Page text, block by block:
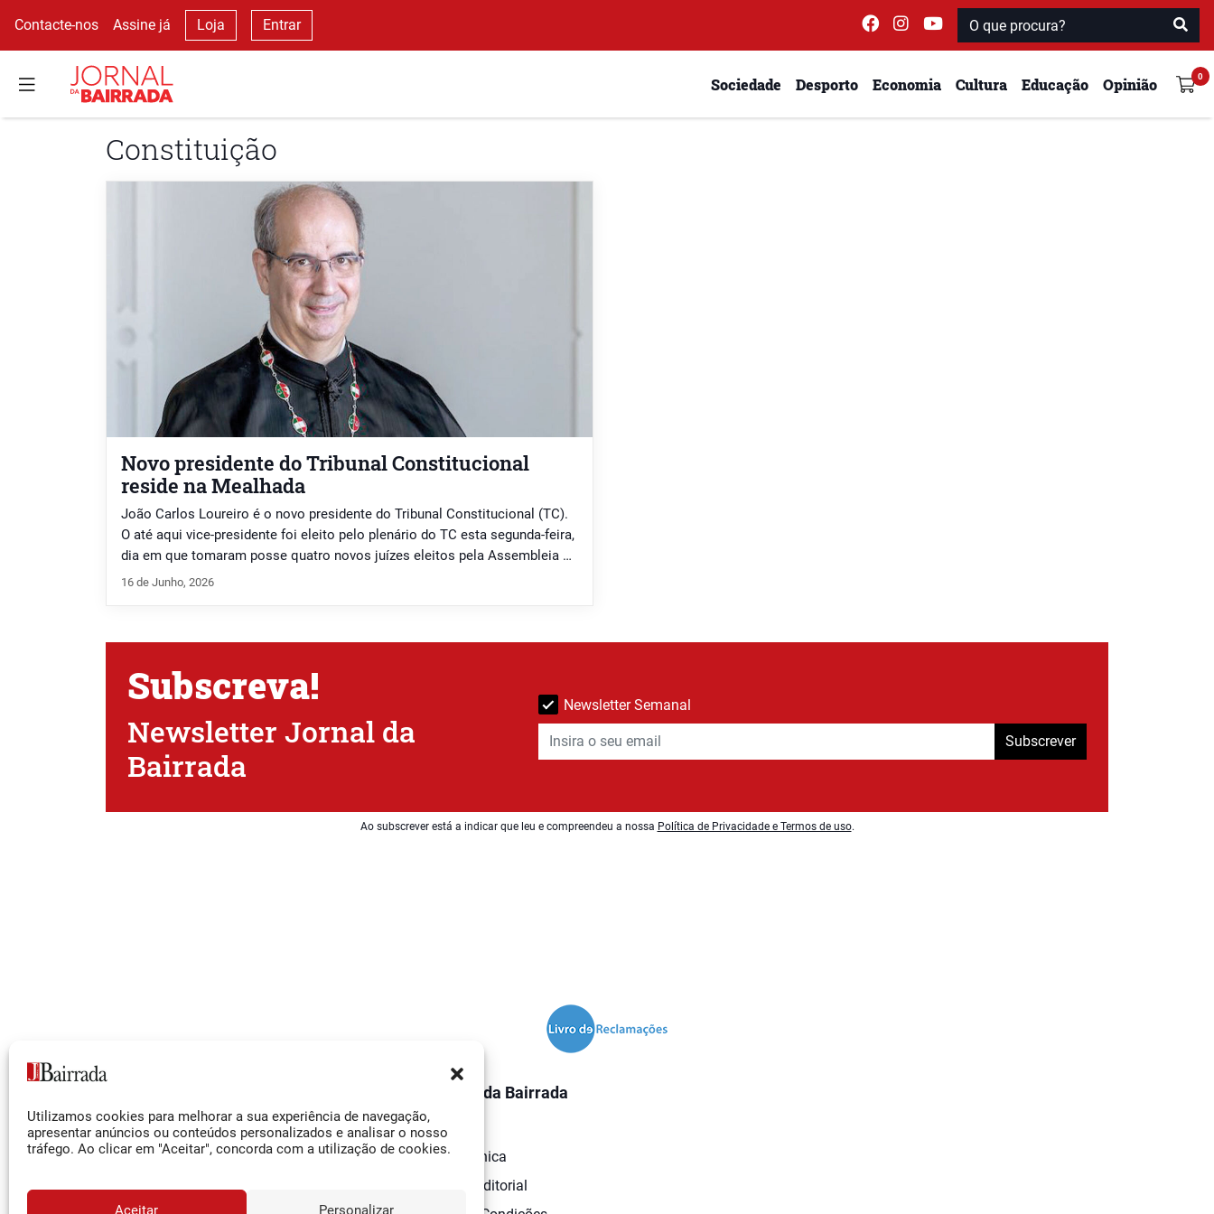
Utilizamos cookies para melhorar a sua experiência de navegação,
apresentar anúncios ou conteúdos personalizados e analisar o nosso
tráfego. Ao clicar em "Aceitar", concorda com a utilização de cookies.
Aceitar Personalizar
Contacte-nos Assine já Loja Entrar
Sociedade Desporto Economia Cultura Educação Opinião
Constituição
Novo presidente do Tribunal Constitucional
reside na Mealhada
João Carlos Loureiro é o novo presidente do Tribunal Constitucional (TC).
O até aqui vice-presidente foi eleito pelo plenário do TC esta segunda-feira,
dia em que tomaram posse quatro novos juízes eleitos pela Assembleia da
República, em lista conjunta de PSD, Chega e PS (Joaquim Cardoso da
16 de Junho, 2026
Subscreva!
Newsletter Jornal da
Bairrada
Newsletter Semanal
Subscrever
Ao subscrever está a indicar que leu e compreendeu a nossa Política de Privacidade e Termos de uso.
Facebook
Instagram
YouTube
O Jornal da Bairrada
Contactos
Ficha Técnica
Estatuto Editorial